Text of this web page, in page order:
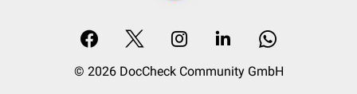
© 2026 DocCheck Community GmbH